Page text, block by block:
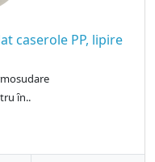
caserole PP, lipire
ȋn..